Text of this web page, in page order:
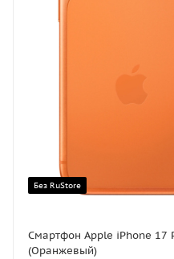
Без RuStore
Смартфон Apple iPhone 17
(Оранжевый)